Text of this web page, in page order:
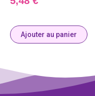
Ajouter au panier